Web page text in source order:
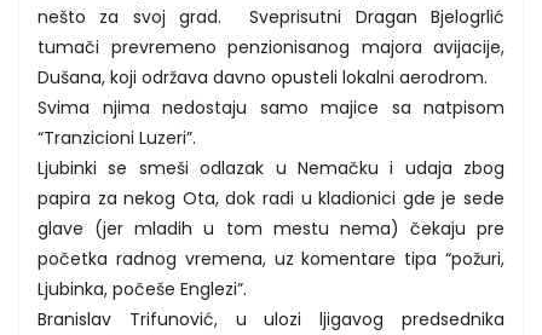
nešto za svoj grad. Sveprisutni Dragan Bjelogrlić
tumači prevremeno penzionisanog majora avijacije,
Dušana, koji održava davno opusteli lokalni aerodrom.
Svima njima nedostaju samo majice sa natpisom
“Tranzicioni Luzeri”.
Ljubinki se smeši odlazak u Nemačku i udaja zbog
papira za nekog Ota, dok radi u kladionici gde je sede
glave (jer mladih u tom mestu nema) čekaju pre
početka radnog vremena, uz komentare tipa “požuri,
Ljubinka, počeše Englezi”.
Branislav Trifunović, u ulozi ljigavog predsednika